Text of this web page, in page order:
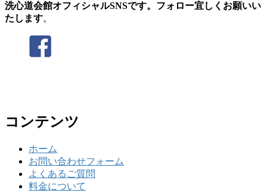
洗心道会館オフィシャルSNSです。フォロー宜しくお願いい
たします。
コンテンツ
ホーム
お問い合わせフォーム
よくあるご質問
料金について